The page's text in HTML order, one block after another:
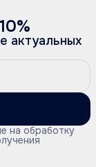
актуальных
на обработку